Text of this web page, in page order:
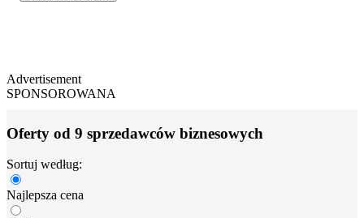
Advertisement
SPONSOROWANA
Oferty od 9 sprzedawców biznesowych
Sortuj według:
Najlepsza cena